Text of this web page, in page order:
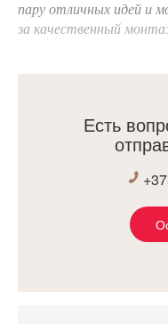
пару отличных идей и
за качественный
Есть